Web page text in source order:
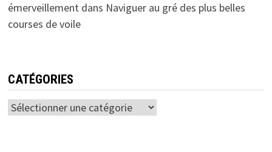
émerveillementdans Naviguer au gré des plus belles
courses de voile
CATÉGORIES
Catégories